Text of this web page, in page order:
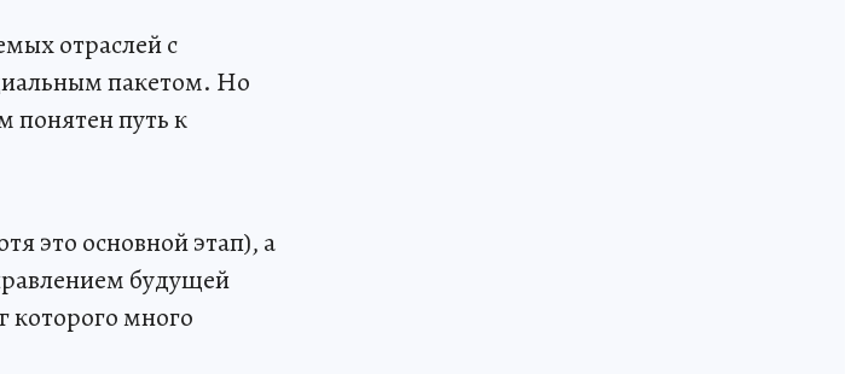
отраслей с
пакетом. Но
понятен путь к
это основной этап), а
будущей
которого много